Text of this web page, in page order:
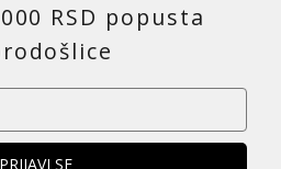
RSD popusta